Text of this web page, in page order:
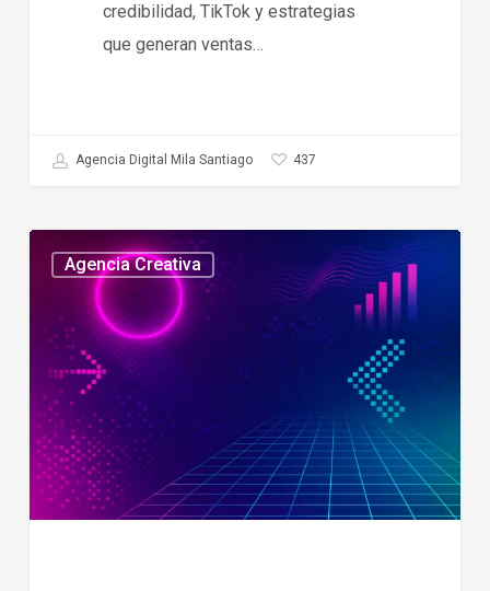
credibilidad, TikTok y estrategias
que generan ventas…
Agencia Digital Mila Santiago 437
Agencia Creativa
Tendencias
creatividad
digital